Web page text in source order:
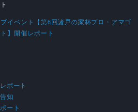
イベント【第6回諸戸の家杯プロ・アマゴ
】開催レポート
ポート
知
ート